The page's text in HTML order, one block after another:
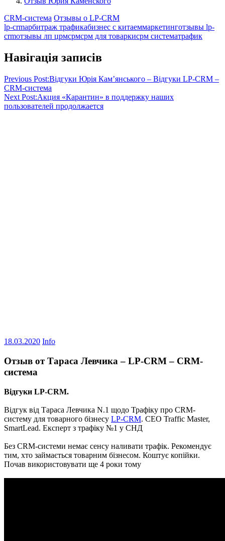
CRM-система Отзывы о LP-CRM
lp-crmарбитраж трафикабизнес с китаеммаркетинготзывы lp-
crmотзывы лп црмсрмсрм для товаркисрм систематрафик
Навігація записів
Previous Post:Відгуки Юрія Кам’янського – Відгуки LP-CRM –
CRM-система
Next Post:Акция «Карантин» в поддержку наших
пользователей продолжается
18.03.2020 Info
Отзыв от Тараса Левчика – LP-CRM – CRM-
система
Відгуки LP-CRM.
Відгук від Тараса Левчика N.1 щодо Трафіку про CRM-
систему для товарного бізнесу LP-CRM. CEO Traffic Master,
SmartLead. Експерт з трафіку №1 у СНД
Без CRM-системи немає сенсу наливати трафік. Рекомендує
тим, хто займається товарним бізнесом. Коштує копійки.
Почав використовувати ще 4 роки тому